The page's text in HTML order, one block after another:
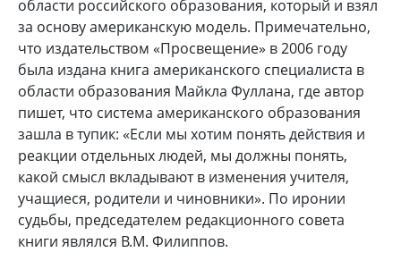
области российского образования, который и взял
за основу американскую модель. Примечательно,
что издательством «Просвещение» в 2006 году
была издана книга американского специалиста в
области образования Майкла Фуллана, где автор
пишет, что система американского образования
зашла в тупик: «Если мы хотим понять действия и
реакции отдельных людей, мы должны понять,
какой смысл вкладывают в изменения учителя,
учащиеся, родители и чиновники». По иронии
судьбы, председателем редакционного совета
книги являлся В.М. Филиппов.